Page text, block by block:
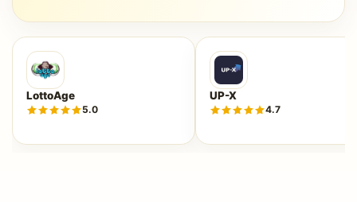
LottoAge
5.0
UP-X
4.7